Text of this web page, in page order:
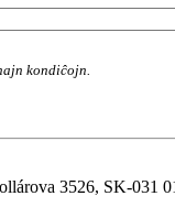
kondiĉojn.
3526, SK-031